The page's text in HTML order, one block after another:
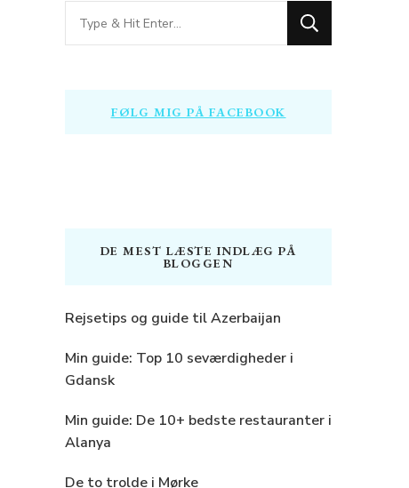
Looking
for
FØLG MIG PÅ FACEBOOK
DE MEST LÆSTE INDLÆG PÅ
BLOGGEN
Rejsetips og guide til Azerbaijan
Min guide: Top 10 seværdigheder i
Gdansk
Min guide: De 10+ bedste restauranter i
Alanya
De to trolde i Mørke